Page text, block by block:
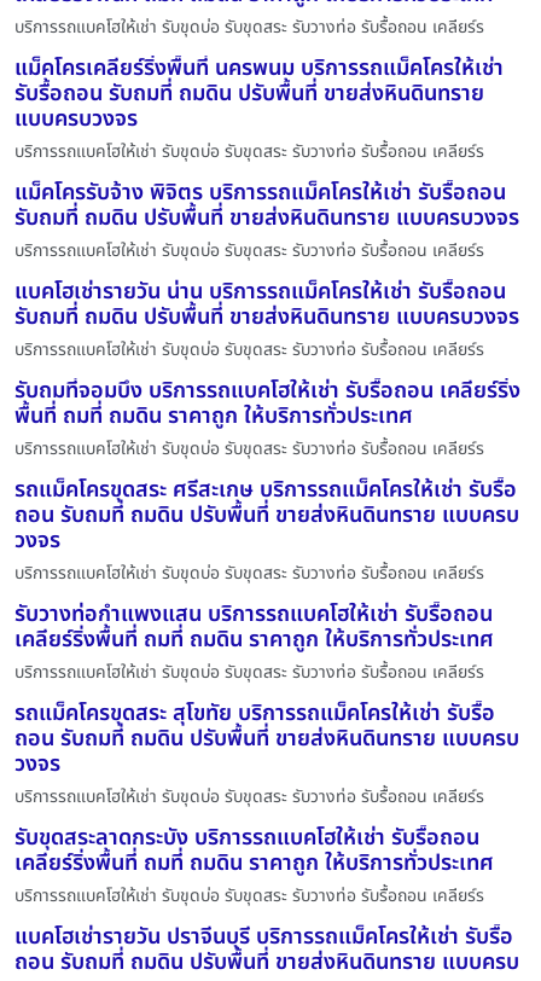
บริการรถแบคโฮให้เช่า รับขุดบ่อ รับขุดสระ รับวางท่อ รับรื้อถอน เคลียร์ร
แม็คโครเคลียร์ริ่งพื้นที่ นครพนม บริการรถแม็คโครให้เช่า
รับรื้อถอน รับถมที่ ถมดิน ปรับพื้นที่ ขายส่งหินดินทราย
แบบครบวงจร
บริการรถแบคโฮให้เช่า รับขุดบ่อ รับขุดสระ รับวางท่อ รับรื้อถอน เคลียร์ร
แม็คโครรับจ้าง พิจิตร บริการรถแม็คโครให้เช่า รับรื้อถอน
รับถมที่ ถมดิน ปรับพื้นที่ ขายส่งหินดินทราย แบบครบวงจร
บริการรถแบคโฮให้เช่า รับขุดบ่อ รับขุดสระ รับวางท่อ รับรื้อถอน เคลียร์ร
แบคโฮเช่ารายวัน น่าน บริการรถแม็คโครให้เช่า รับรื้อถอน
รับถมที่ ถมดิน ปรับพื้นที่ ขายส่งหินดินทราย แบบครบวงจร
บริการรถแบคโฮให้เช่า รับขุดบ่อ รับขุดสระ รับวางท่อ รับรื้อถอน เคลียร์ร
รับถมที่จอมบึง บริการรถแบคโฮให้เช่า รับรื้อถอน เคลียร์ริ่ง
พื้นที่ ถมที่ ถมดิน ราคาถูก ให้บริการทั่วประเทศ
บริการรถแบคโฮให้เช่า รับขุดบ่อ รับขุดสระ รับวางท่อ รับรื้อถอน เคลียร์ร
รถแม็คโครขุดสระ ศรีสะเกษ บริการรถแม็คโครให้เช่า รับรื้อ
ถอน รับถมที่ ถมดิน ปรับพื้นที่ ขายส่งหินดินทราย แบบครบ
วงจร
บริการรถแบคโฮให้เช่า รับขุดบ่อ รับขุดสระ รับวางท่อ รับรื้อถอน เคลียร์ร
รับวางท่อกำแพงแสน บริการรถแบคโฮให้เช่า รับรื้อถอน
เคลียร์ริ่งพื้นที่ ถมที่ ถมดิน ราคาถูก ให้บริการทั่วประเทศ
บริการรถแบคโฮให้เช่า รับขุดบ่อ รับขุดสระ รับวางท่อ รับรื้อถอน เคลียร์ร
รถแม็คโครขุดสระ สุโขทัย บริการรถแม็คโครให้เช่า รับรื้อ
ถอน รับถมที่ ถมดิน ปรับพื้นที่ ขายส่งหินดินทราย แบบครบ
วงจร
บริการรถแบคโฮให้เช่า รับขุดบ่อ รับขุดสระ รับวางท่อ รับรื้อถอน เคลียร์ร
รับขุดสระลาดกระบัง บริการรถแบคโฮให้เช่า รับรื้อถอน
เคลียร์ริ่งพื้นที่ ถมที่ ถมดิน ราคาถูก ให้บริการทั่วประเทศ
บริการรถแบคโฮให้เช่า รับขุดบ่อ รับขุดสระ รับวางท่อ รับรื้อถอน เคลียร์ร
แบคโฮเช่ารายวัน ปราจีนบุรี บริการรถแม็คโครให้เช่า รับรื้อ
ถอน รับถมที่ ถมดิน ปรับพื้นที่ ขายส่งหินดินทราย แบบครบ